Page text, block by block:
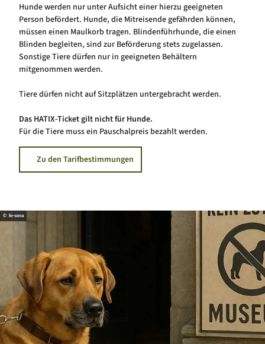
Hunde werden nur unter Aufsicht einer hierzu geeigneten
Person befördert. Hunde, die Mitreisende gefährden können,
müssen einen Maulkorb tragen. Blindenführhunde, die einen
Blinden begleiten, sind zur Beförderung stets zugelassen.
Sonstige Tiere dürfen nur in geeigneten Behältern
mitgenommen werden.
Tiere dürfen nicht auf Sitzplätzen untergebracht werden.
Das HATIX-Ticket gilt nicht für Hunde.
Für die Tiere muss ein Pauschalpreis bezahlt werden.
Zu den Tarifbestimmungen
© ki-sora